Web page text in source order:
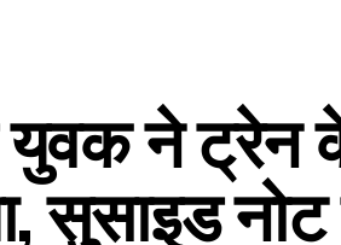
युवक ने
सुसाइड नोट